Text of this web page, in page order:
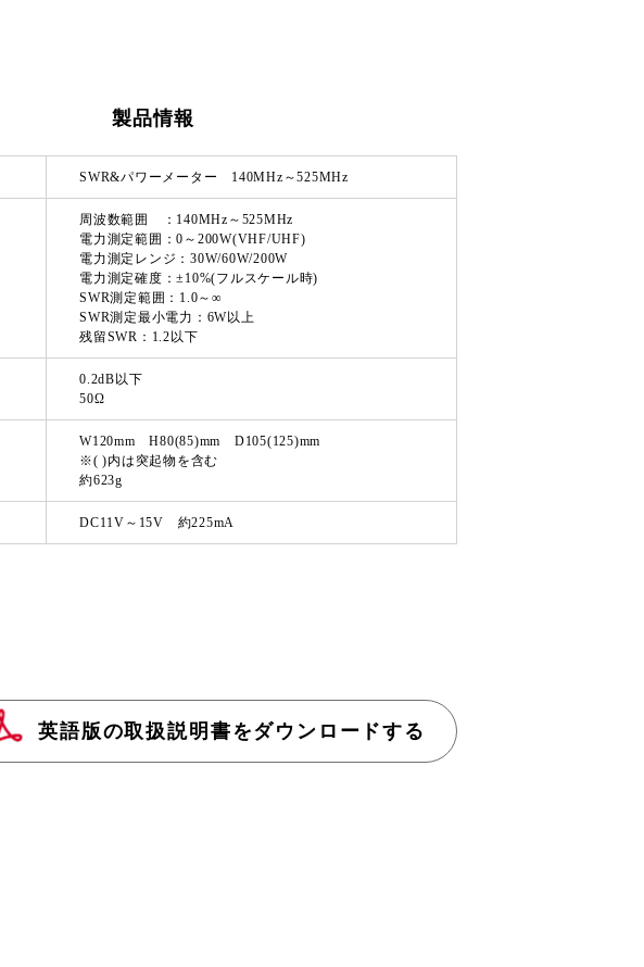
製品情報
SWR&パワーメーター 140MHz～525MHz
周波数範囲 ：140MHz～525MHz
電力測定範囲：0～200W(VHF/UHF)
電力測定レンジ：30W/60W/200W
電力測定確度：±10%(フルスケール時)
SWR測定範囲：1.0～∞
SWR測定最小電力：6W以上
残留SWR：1.2以下
0.2dB以下
50Ω
W120mm H80(85)mm D105(125)mm
※( )内は突起物を含む
約623g
DC11V～15V 約225mA
英語版の取扱説明書をダウンロードする